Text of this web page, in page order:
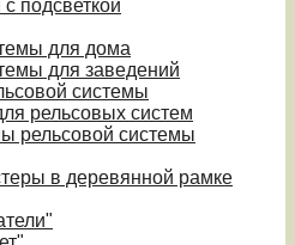
подсветкой
для дома
для заведений
системы
рельсовых систем
рельсовой системы
в деревянной рамке